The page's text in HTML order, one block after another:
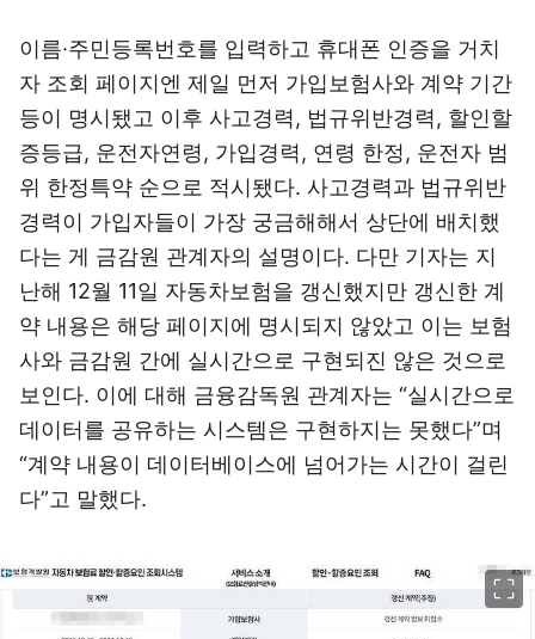
이름·주민등록번호를 입력하고 휴대폰 인증을 거치
자 조회 페이지엔 제일 먼저 가입보험사와 계약 기간
등이 명시됐고 이후 사고경력, 법규위반경력, 할인할
증등급, 운전자연령, 가입경력, 연령 한정, 운전자 범
위 한정특약 순으로 적시됐다. 사고경력과 법규위반
경력이 가입자들이 가장 궁금해해서 상단에 배치했
다는 게 금감원 관계자의 설명이다. 다만 기자는 지
난해 12월 11일 자동차보험을 갱신했지만 갱신한 계
약 내용은 해당 페이지에 명시되지 않았고 이는 보험
사와 금감원 간에 실시간으로 구현되진 않은 것으로
보인다. 이에 대해 금융감독원 관계자는 “실시간으로
데이터를 공유하는 시스템은 구현하지는 못했다”며
“계약 내용이 데이터베이스에 넘어가는 시간이 걸린
다”고 말했다.